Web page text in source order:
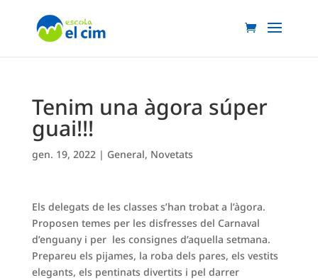
Tenim una àgora súper
guai!!!
gen. 19, 2022| General, Novetats
Els delegats de les classes s’han trobat a l’àgora.
Proposen temes per les disfresses del Carnaval
d’enguany i per les consignes d’aquella setmana.
Prepareu els pijames, la roba dels pares, els vestits
elegants, els pentinats divertits i pel darrer